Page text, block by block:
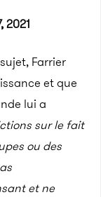
2021
Farrier
et que
lui a
sur le fait
ou des
et ne